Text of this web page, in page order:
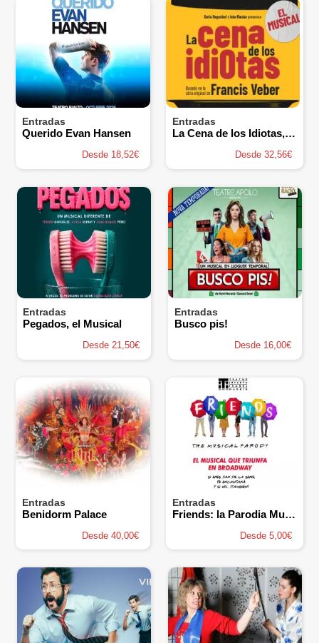
Entradas
Querido Evan Hansen
Desde 18,52€
Entradas
La Cena de los Idiotas, el Musical
Desde 32,56€
Entradas
Pegados, el Musical
Desde 21,50€
Entradas
Busco pis!
Desde 16,00€
Entradas
Benidorm Palace
Desde 40,00€
Entradas
Friends: la Parodia Musical
Desde 5,00€